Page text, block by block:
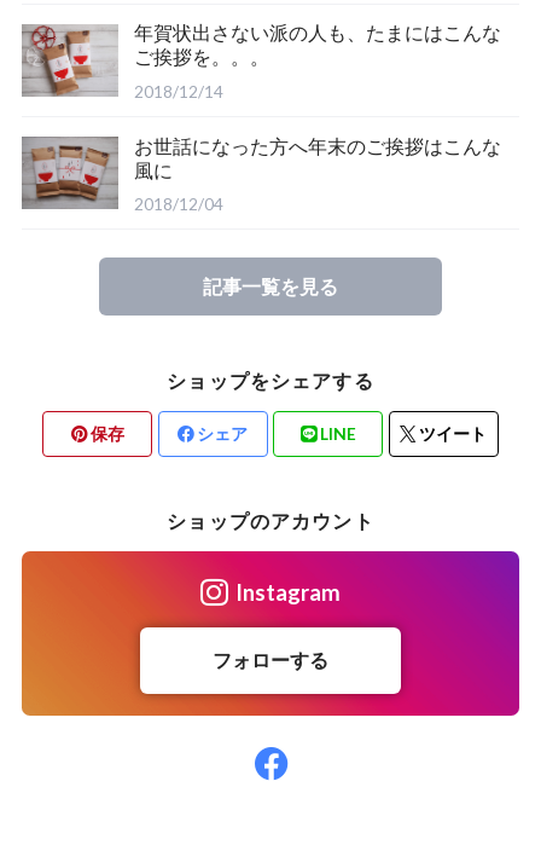
年賀状出さない派の人も、たまにはこんな
ご挨拶を。。。
2018/12/14
お世話になった方へ年末のご挨拶はこんな
風に
2018/12/04
記事一覧を見る
ショップをシェアする
保存 シェア LINE ツイート
ショップのアカウント
Instagram
フォローする